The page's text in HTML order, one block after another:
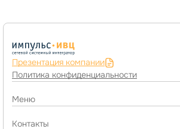
Презентация компании
Политика конфиденциальности
Меню
О компании
Контакты